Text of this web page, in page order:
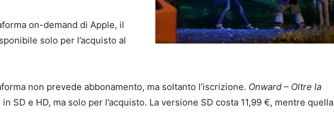
on-demand di Apple, il
solo per l’acquisto al
non prevede abbonamento, ma soltanto l’iscrizione. Onward – Oltre la
SD e HD, ma solo per l’acquisto. La versione SD costa 11,99 €, mentre quella